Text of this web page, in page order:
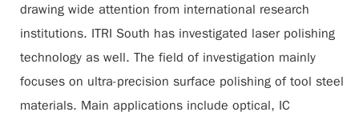
drawing wide attention from international research
institutions. ITRI South has investigated laser polishing
technology as well. The field of investigation mainly
focuses on ultra-precision surface polishing of tool steel
materials. Main applications include optical, IC